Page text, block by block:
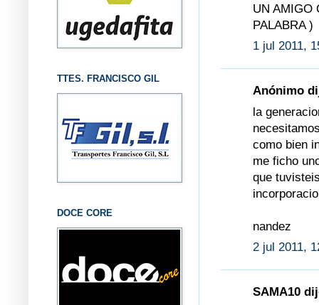
UN AMIGO
PALABRA )
1 jul 2011,
Anónimo
la
como bien
me ficho
que
nandez
2 jul 2011,
SAMA10
TTES. FRANCISCO GIL
DOCE CORE